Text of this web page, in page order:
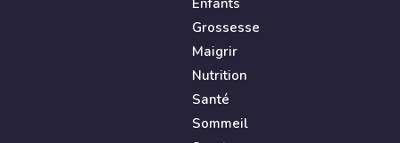
Enfants
Grossesse
Maigrir
Nutrition
Santé
Sommeil